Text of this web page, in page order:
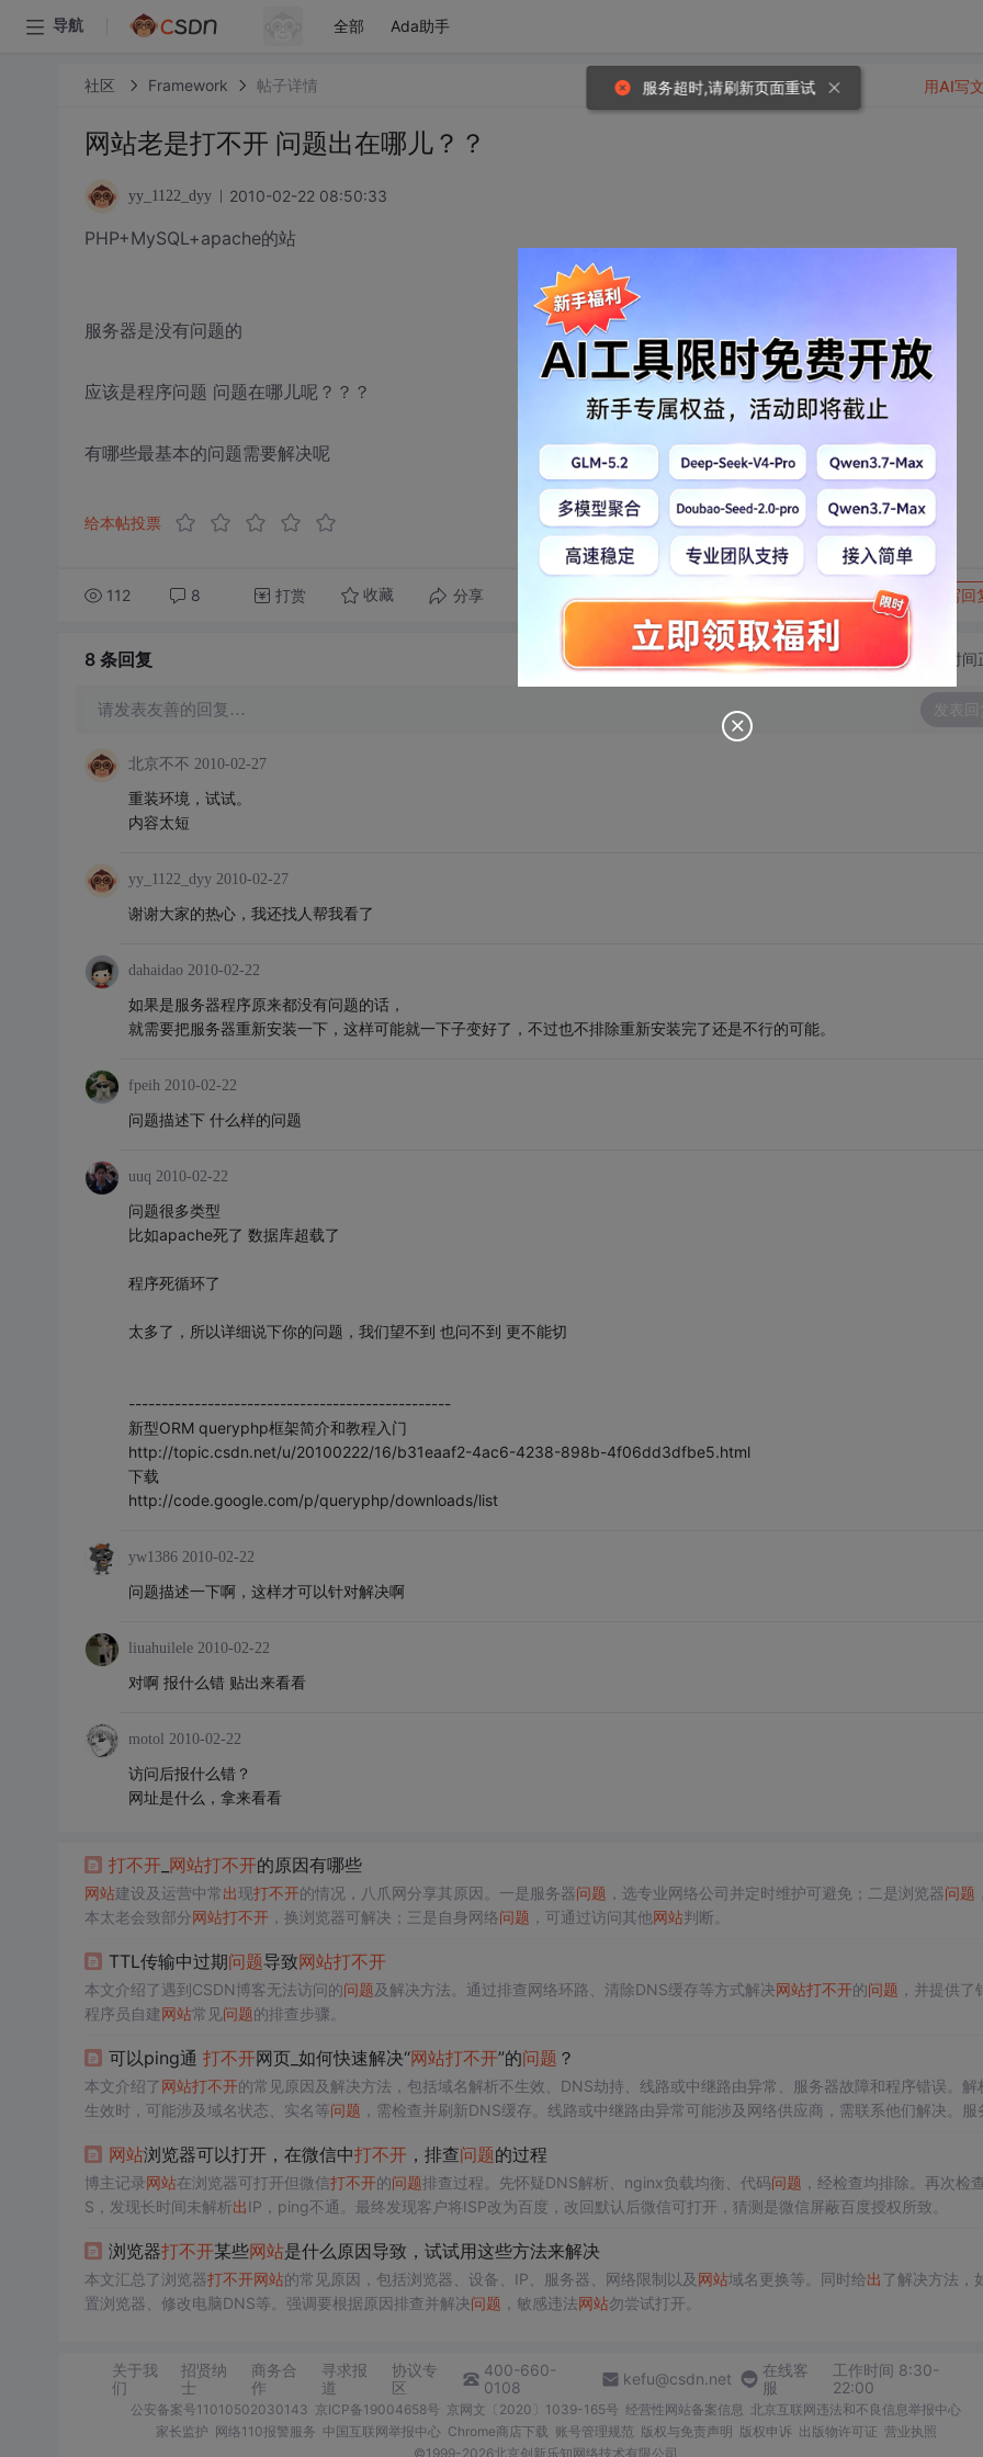
导航 全部 Ada助手
社区 Framework 帖子详情
网站老是打不开 问题出在哪儿？？
yy_1122_dyy 2010-02-22 08:50:33
PHP+MySQL+apache的站
服务器是没有问题的
应该是程序问题 问题在哪儿呢？？？
有哪些最基本的问题需要解决呢
给本帖投票
112 8 打赏 收藏 分享 转发到动态 举报 写回
用AI写
8 条回复 切换为时间
请发表友善的回复… 发表回
北京不不 2010-02-27
重装环境，试试。
内容太短
yy_1122_dyy 2010-02-27
谢谢大家的热心，我还找人帮我看了
dahaidao 2010-02-22
如果是服务器程序原来都没有问题的话，
就需要把服务器重新安装一下，这样可能就一下子变好了，不过也不排除重新安装完了还是不行的可能。
fpeih 2010-02-22
问题描述下 什么样的问题
uuq 2010-02-22
问题很多类型
比如apache死了 数据库超载了
程序死循环了
太多了，所以详细说下你的问题，我们望不到 也问不到 更不能切
-------------------------------------------------
新型ORM queryphp框架简介和教程入门
http://topic.csdn.net/u/20100222/16/b31eaaf2-4ac6-4238-898b-4f06dd3dfbe5.html
下载
http://code.google.com/p/queryphp/downloads/list
yw1386 2010-02-22
问题描述一下啊，这样才可以针对解决啊
liuahuilele 2010-02-22
对啊 报什么错 贴出来看看
motol 2010-02-22
访问后报什么错？
网址是什么，拿来看看
打不开 网站打不开的原因有哪些
网站建设及运营中常出现打不开的情况，八爪网分享其原因。一是服务器问题 ，选专业网络公司并定时维护可避免；二是浏览器问题
本太老会致部分网站打不开，换浏览器可解决；三是自身网络问题 ，可通过访问其他网站判断。
TTL传输中过期问题导致网站打不开
本文介绍了遇到CSDN博客无法访问的问题及解决方法。通过排查网络环路、清除DNS缓存等方式解决网站打不开的问题 ，并提供了
程序员自建网站常见问题的排查步骤。
可以ping通 打不开网页_如何快速解决“网站打不开”的问题 ？
本文介绍了网站打不开的常见原因及解决方法，包括域名解析不生效、DNS劫持、线路或中继路由异常、服务器故障和程序错误。解
生效时，可能涉及域名状态、实名等问题 ，需检查并刷新DNS缓存。线路或中继路由异常可能涉及网络供应商，需联系他们解决。服
网站浏览器可以打开，在微信中打不开 ，排查问题的过程
博主记录网站在浏览器可打开但微信打不开的问题排查过程。先怀疑DNS解析、nginx负载均衡、代码问题 ，经检查均排除。再次检
S，发现长时间未解析出IP，ping不通。最终发现客户将ISP改为百度，改回默认后微信可打开，猜测是微信屏蔽百度授权所致。
浏览器打不开某些网站是什么原因导致，试试用这些方法来解决
本文汇总了浏览器打不开网站的常见原因，包括浏览器、设备、IP、服务器、网络限制以及 网站域名更换等。同时给出了解决方法，
置浏览器、修改电脑DNS等。强调要根据原因排查并解决问题 ，敏感违法网站勿尝试打开。
关于我
们
招贤纳
士
商务合
作
寻求报
道
协议专
区
400-660-
0108
kefu@csdn.net
在线客
服
工作时间 8:30-
22:00
公安备案号11010502030143 京ICP备19004658号 京网文〔2020〕1039-165号 经营性网站备案信息 北京互联网违法和不良信息举报中心
家长监护 网络110报警服务 中国互联网举报中心 Chrome商店下载 账号管理规范 版权与免责声明 版权申诉 出版物许可证 营业执照
©1999-2026北京创新乐知网络技术有限公司
服务超时,请刷新页面重试